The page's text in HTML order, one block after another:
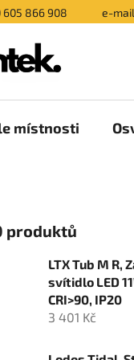
605 866 908 e-
místnosti
produktů
LTX Tub M R,
svítidlo LED
CRI>90, IP20
3 401 Kč